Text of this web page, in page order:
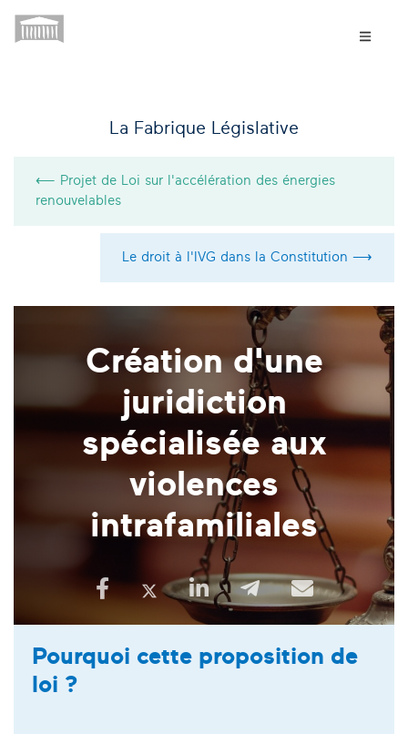
La Fabrique Législative
⟵ Projet de Loi sur l'accélération des énergies
renouvelables
Le droit à l'IVG dans la Constitution ⟶
Création d'une
juridiction
spécialisée aux
violences
intrafamiliales
Pourquoi cette proposition de
loi ?